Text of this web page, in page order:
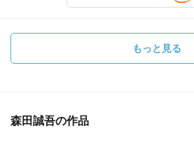
もっと見る
森田誠吾の作品